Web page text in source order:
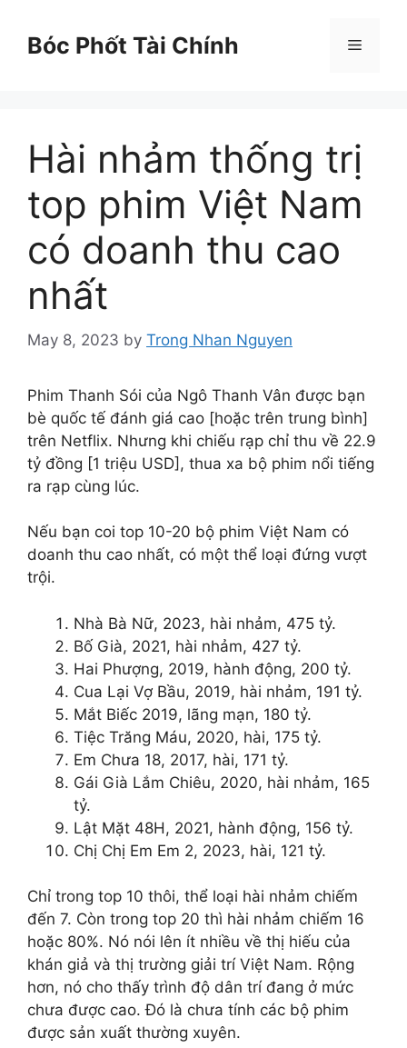
contentBóc Phốt Tài Chính Menu
Hài nhảm thống trị
top phim Việt Nam
có doanh thu cao
nhất
May 8, 2023 by Trong Nhan Nguyen
Phim Thanh Sói của Ngô Thanh Vân được bạn
bè quốc tế đánh giá cao [hoặc trên trung bình]
trên Netflix. Nhưng khi chiếu rạp chỉ thu về 22.9
tỷ đồng [1 triệu USD], thua xa bộ phim nổi tiếng
ra rạp cùng lúc.
Nếu bạn coi top 10-20 bộ phim Việt Nam có
doanh thu cao nhất, có một thể loại đứng vượt
trội.
Nhà Bà Nữ, 2023, hài nhảm, 475 tỷ.
Bố Già, 2021, hài nhảm, 427 tỷ.
Hai Phượng, 2019, hành động, 200 tỷ.
Cua Lại Vợ Bầu, 2019, hài nhảm, 191 tỷ.
Mắt Biếc 2019, lãng mạn, 180 tỷ.
Tiệc Trăng Máu, 2020, hài, 175 tỷ.
Em Chưa 18, 2017, hài, 171 tỷ.
Gái Già Lắm Chiêu, 2020, hài nhảm, 165
tỷ.
Lật Mặt 48H, 2021, hành động, 156 tỷ.
Chị Chị Em Em 2, 2023, hài, 121 tỷ.
Chỉ trong top 10 thôi, thể loại hài nhảm chiếm
đến 7. Còn trong top 20 thì hài nhảm chiếm 16
hoặc 80%. Nó nói lên ít nhiều về thị hiếu của
khán giả và thị trường giải trí Việt Nam. Rộng
hơn, nó cho thấy trình độ dân trí đang ở mức
chưa được cao. Đó là chưa tính các bộ phim
được sản xuất thường xuyên.